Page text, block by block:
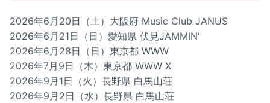
2026年6月20日（土）大阪府 Music Club JANUS
2026年6月21日（日）愛知県 伏見JAMMIN'
2026年6月28日（日）東京都 WWW
2026年7月9日（木）東京都 WWW X
2026年9月1日（火）長野県 白馬山荘
2026年9月2日（水）長野県 白馬山荘